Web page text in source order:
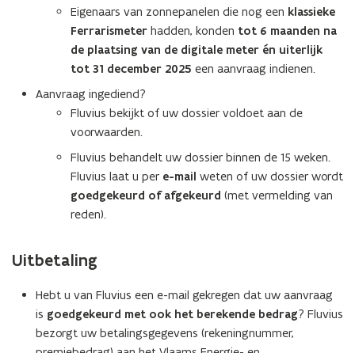
Eigenaars van zonnepanelen die nog een klassieke
Ferrarismeter hadden, konden tot 6 maanden na
de plaatsing van de digitale meter én uiterlijk
tot 31 december 2025 een aanvraag indienen.
Aanvraag ingediend?
Fluvius bekijkt of uw dossier voldoet aan de
voorwaarden.
Fluvius behandelt uw dossier binnen de 15 weken.
Fluvius laat u per e-mail weten of uw dossier wordt
goedgekeurd of afgekeurd (met vermelding van
reden).
Uitbetaling
Hebt u van Fluvius een e-mail gekregen dat uw aanvraag
is goedgekeurd met ook het berekende bedrag? Fluvius
bezorgt uw betalingsgegevens (rekeningnummer,